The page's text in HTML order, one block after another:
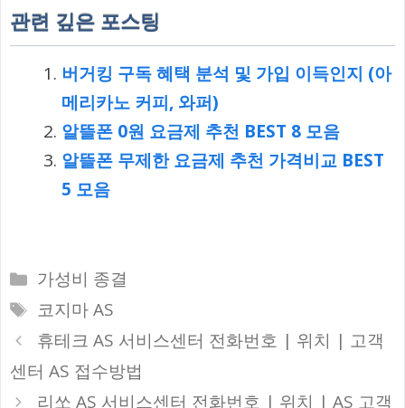
관련 깊은 포스팅
버거킹 구독 혜택 분석 및 가입 이득인지 (아
메리카노 커피, 와퍼)
알뜰폰 0원 요금제 추천 BEST 8 모음
알뜰폰 무제한 요금제 추천 가격비교 BEST
5 모음
카
테
리
가성비 종결
태
그
코지마 AS
휴테크 AS 서비스센터 전화번호 | 위치 | 고객
센터 AS 접수방법
리쏘 AS 서비스센터 전화번호 | 위치 | AS 고객